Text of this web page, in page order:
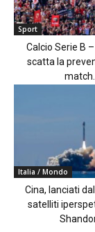
Sport
Calcio Serie B
scatta la
Italia / Mondo
Cina, lanciati
satelliti